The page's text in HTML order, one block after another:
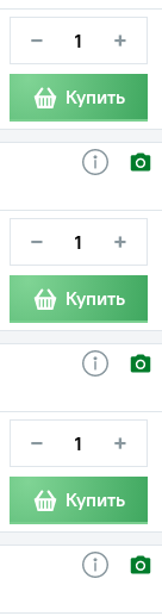
− +
Купить
− +
Купить
− +
Купить